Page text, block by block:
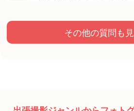
その他の質問も